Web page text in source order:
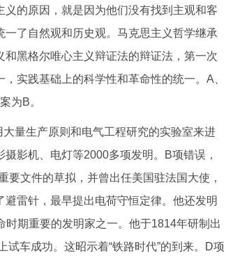
的原因，就是因为他们没有找到主观和客
了自然观和历史观。马克思主义哲学继承
黑格尔唯心主义辩证法的辩证法，第一次
实践基础上的科学性和革命性的统一。A、
为B。
量生产原则和电气工程研究的实验室来进
影机、电灯等2000多项发明。B项错误，
要文件的草拟，并曾出任美国驻法国大使，
雷针，最早提出电荷守恒定律。他还发明
期重要的发明家之一。他于1814年研制出
车成功。这昭示着“铁路时代”的到来。D项